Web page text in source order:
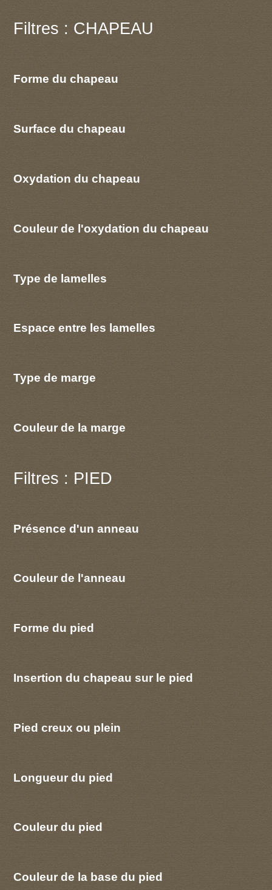
Filtres : CHAPEAU
Forme du chapeau
Surface du chapeau
Oxydation du chapeau
Couleur de l'oxydation du chapeau
Type de lamelles
Espace entre les lamelles
Type de marge
Couleur de la marge
Filtres : PIED
Présence d'un anneau
Couleur de l'anneau
Forme du pied
Insertion du chapeau sur le pied
Pied creux ou plein
Longueur du pied
Couleur du pied
Couleur de la base du pied